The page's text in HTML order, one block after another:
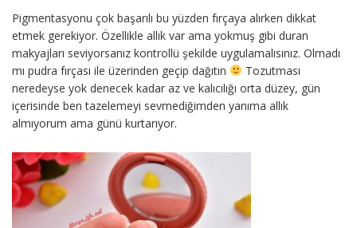
Pigmentasyonu çok başarılı bu yüzden fırçaya alırken dikkat
etmek gerekiyor. Özellikle allık var ama yokmuş gibi duran
makyajları seviyorsanız kontrollü şekilde uygulamalısınız. Olmadı
mı pudra fırçası ile üzerinden geçip dağıtın
Tozutması
neredeyse yok denecek kadar az ve kalıcılığı orta düzey, gün
içerisinde ben tazelemeyi sevmediğimden yanıma allık
almıyorum ama günü kurtarıyor.